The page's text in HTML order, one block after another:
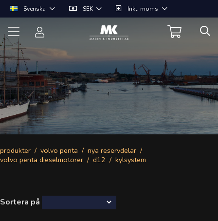
Svenska SEK Inkl. moms
produkter volvo penta
nya reservdelar
volvo penta dieselmotorer
d12 kylsystem
Sortera på